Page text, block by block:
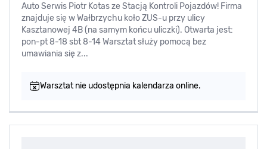
Auto Serwis Piotr Kotas ze Stacją Kontroli Pojazdów! Firma
znajduje się w Wałbrzychu koło ZUS-u przy ulicy
Kasztanowej 4B (na samym końcu uliczki). Otwarta jest:
pon-pt 8-18 sbt 8-14 Warsztat służy pomocą bez
umawiania się z...
Warsztat nie udostępnia kalendarza online.